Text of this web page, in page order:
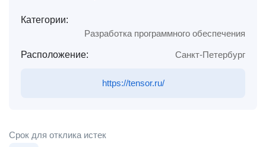
Категории:
Разработка программного обеспечения
Расположение: Санкт-Петербург
https://tensor.ru/
Срок для отклика истек